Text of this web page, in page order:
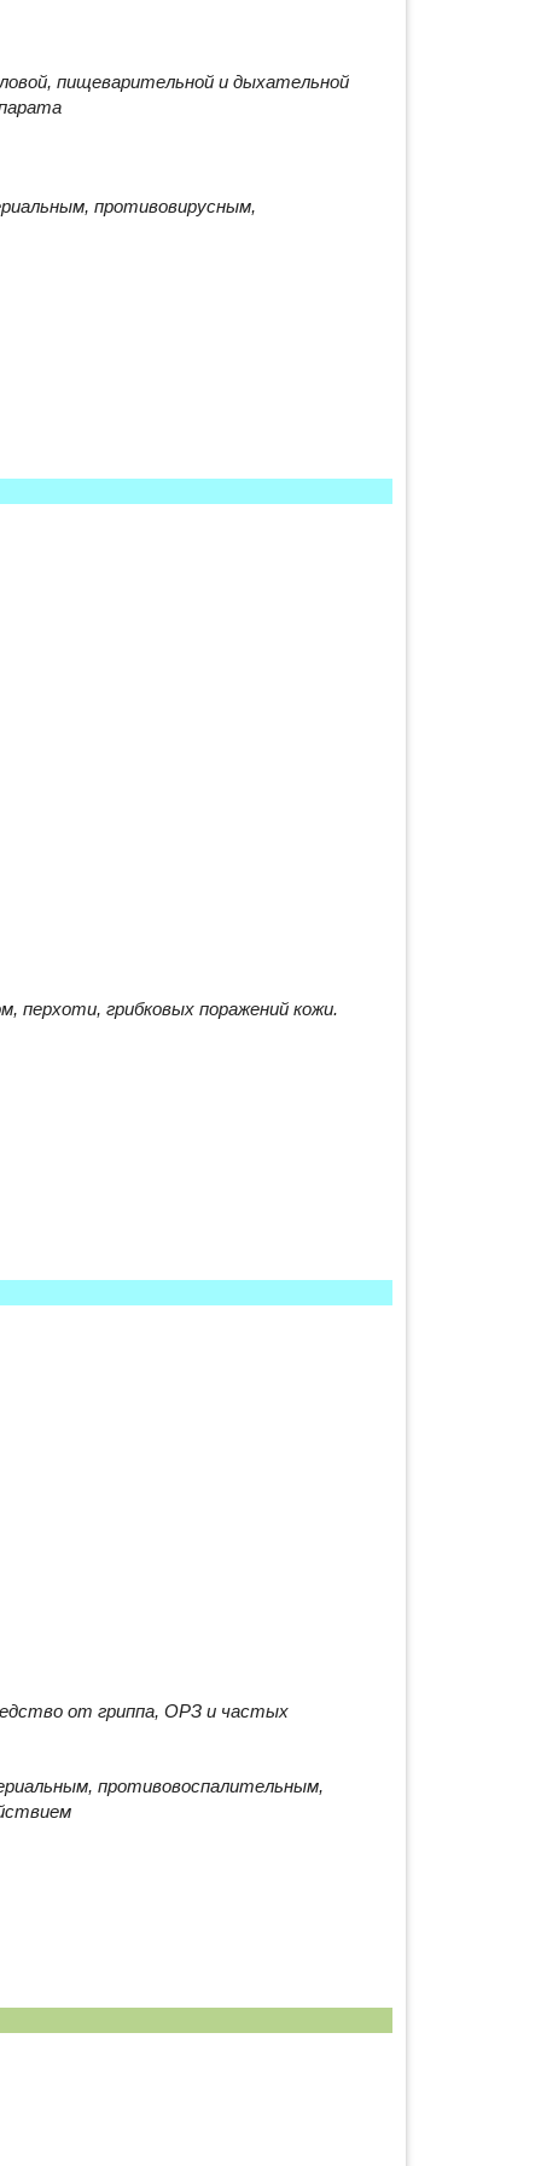
пищеварительной и дыхательной
противовирусным,
перхоти, грибковых поражений кожи.
от гриппа, ОРЗ и частых
противовоспалительным,